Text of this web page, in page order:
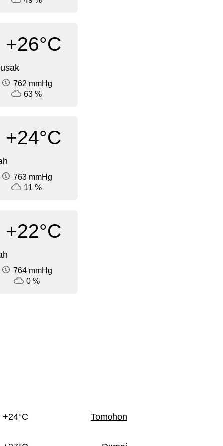
+26°C
762 mmHg
63 %
+24°C
763 mmHg
11 %
+22°C
764 mmHg
0 %
+24°C Tomohon